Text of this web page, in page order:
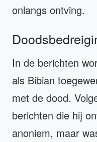
onlangs ontving.
In de berichten
als Bibian
met de dood.
berichten die hij
anoniem, maar